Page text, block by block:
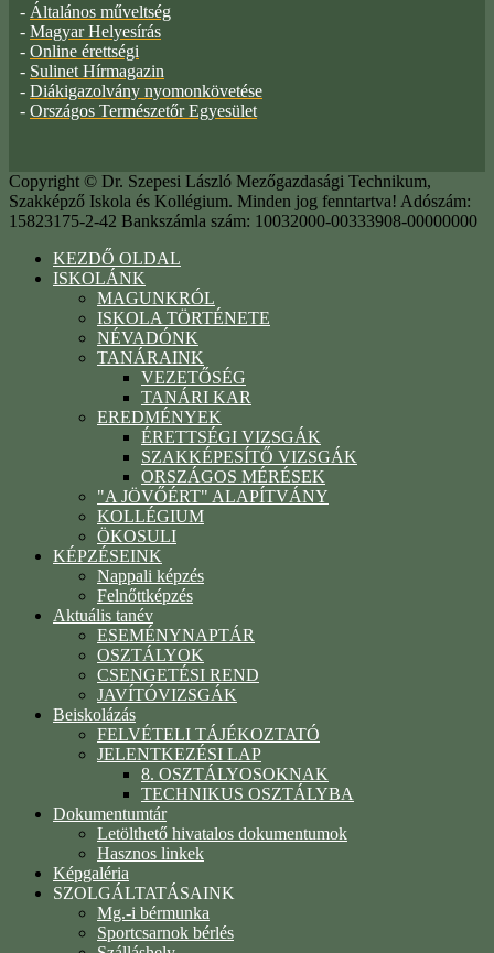
- Általános műveltség
- Magyar Helyesírás
- Online érettségi
- Sulinet Hírmagazin
- Diákigazolvány nyomonkövetése
- Országos Természetőr Egyesület
Copyright © Dr. Szepesi László Mezőgazdasági Technikum,
Szakképző Iskola és Kollégium. Minden jog fenntartva! Adószám:
15823175-2-42 Bankszámla szám: 10032000-00333908-00000000
KEZDŐ OLDAL
ISKOLÁNK
MAGUNKRÓL
ISKOLA TÖRTÉNETE
NÉVADÓNK
TANÁRAINK
VEZETŐSÉG
TANÁRI KAR
EREDMÉNYEK
ÉRETTSÉGI VIZSGÁK
SZAKKÉPESÍTŐ VIZSGÁK
ORSZÁGOS MÉRÉSEK
"A JÖVŐÉRT" ALAPÍTVÁNY
KOLLÉGIUM
ÖKOSULI
KÉPZÉSEINK
Nappali képzés
Felnőttképzés
Aktuális tanév
ESEMÉNYNAPTÁR
OSZTÁLYOK
CSENGETÉSI REND
JAVÍTÓVIZSGÁK
Beiskolázás
FELVÉTELI TÁJÉKOZTATÓ
JELENTKEZÉSI LAP
8. OSZTÁLYOSOKNAK
TECHNIKUS OSZTÁLYBA
Dokumentumtár
Letölthető hivatalos dokumentumok
Hasznos linkek
Képgaléria
SZOLGÁLTATÁSAINK
Mg.-i bérmunka
Sportcsarnok bérlés